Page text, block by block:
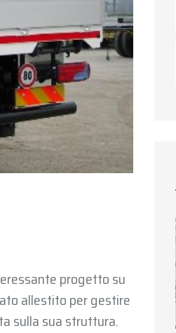
progetto su
allestito per gestire
sulla sua struttura.